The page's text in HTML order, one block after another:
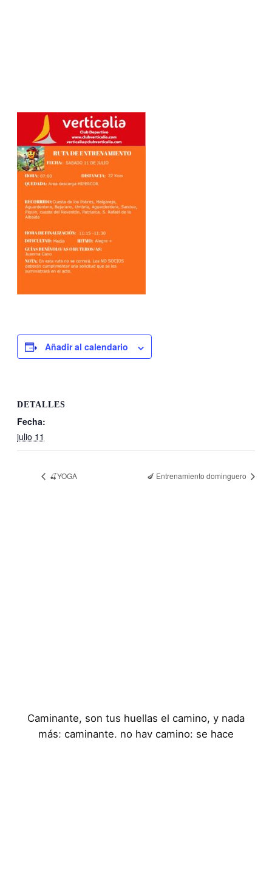
Añadir al calendario
DETALLES
Fecha:
julio 11
🍒YOGA 🍆 Entrenamiento dominguero
Caminante, son tus huellas el camino, y nada
más; caminante, no hay camino: se hace